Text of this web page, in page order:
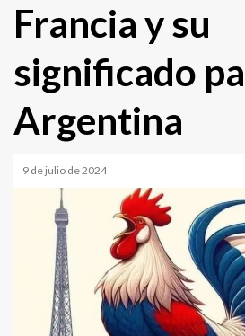
Francia y su
significado
Argentina
9 de julio de 2024